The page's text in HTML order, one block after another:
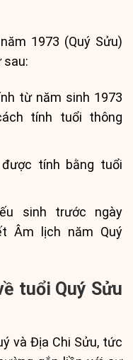
1973 (Quý Sửu)
sau:
từ năm sinh 1973
tính tuổi thông
tính bằng tuổi
sinh trước ngày
Âm lịch năm Quý
tuổi Quý Sửu
và Địa Chi Sửu, tức